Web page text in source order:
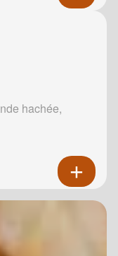
hachée,